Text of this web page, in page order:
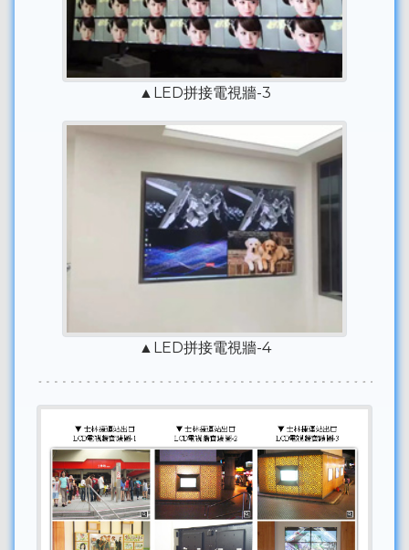
▲LED拼接電視牆-3
▲LED拼接電視牆-4